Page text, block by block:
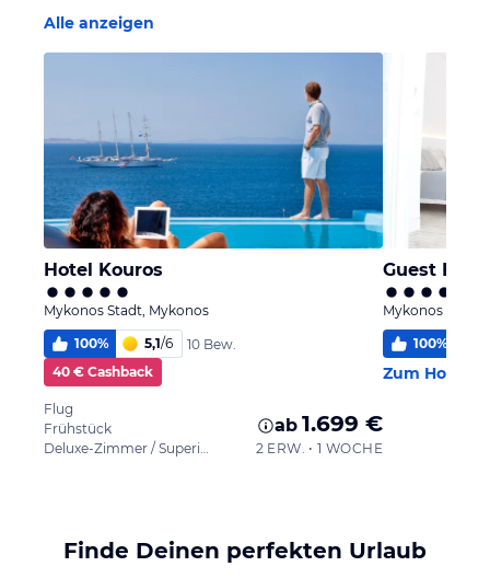
Alle anzeigen
Hotel Kouros
Mykonos Stadt, Mykonos
100% 5,1/6
10 Bew.
40 € Cashback
Flug
Frühstück
Deluxe-Zimmer / Superior
ab 1.699 €
2 ERW. • 1 WOCHE
Guest
Mykonos Stadt,
100%
Zum Hotel
Finde Deinen perfekten Urlaub